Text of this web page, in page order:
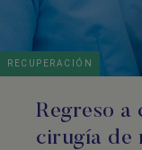
RECUPERACIÓN
Regreso a
cirugía de